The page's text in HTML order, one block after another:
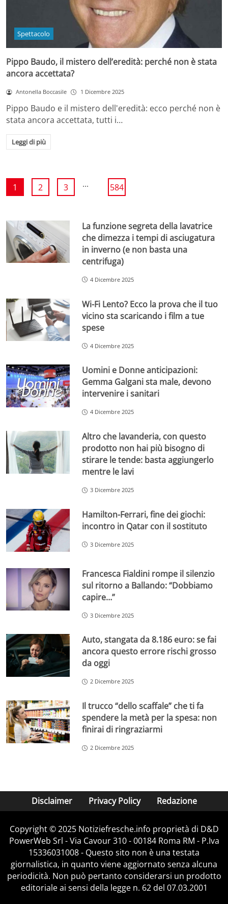
Spettacolo
Pippo Baudo, il mistero dell’eredità: perché non è stata
ancora accettata?
Antonella Boccasile 1 Dicembre 2025
Pippo Baudo e il mistero dell'eredità: ecco perché non è
stata ancora accettata, tutti i…
Leggi di più
1 2 3 ... 584
La funzione segreta della lavatrice
che dimezza i tempi di asciugatura
in inverno (e non basta una
centrifuga)
4 Dicembre 2025
Wi-Fi Lento? Ecco la prova che il tuo
vicino sta scaricando i film a tue
spese
4 Dicembre 2025
Uomini e Donne anticipazioni:
Gemma Galgani sta male, devono
intervenire i sanitari
4 Dicembre 2025
Altro che lavanderia, con questo
prodotto non hai più bisogno di
stirare le tende: basta aggiungerlo
mentre le lavi
3 Dicembre 2025
Hamilton-Ferrari, fine dei giochi:
incontro in Qatar con il sostituto
3 Dicembre 2025
Francesca Fialdini rompe il silenzio
sul ritorno a Ballando: “Dobbiamo
capire…”
3 Dicembre 2025
Auto, stangata da 8.186 euro: se fai
ancora questo errore rischi grosso
da oggi
2 Dicembre 2025
Il trucco “dello scaffale” che ti fa
spendere la metà per la spesa: non
finirai di ringraziarmi
2 Dicembre 2025
Disclaimer Privacy Policy Redazione
Copyright © 2025 Notiziefresche.info proprietà di D&D
PowerWeb Srl - Via Cavour 310 - 00184 Roma RM - P.Iva
15336031008 - Questo sito non è una testata
giornalistica, in quanto viene aggiornato senza alcuna
periodicità. Non può pertanto considerarsi un prodotto
editoriale ai sensi della legge n. 62 del 07.03.2001